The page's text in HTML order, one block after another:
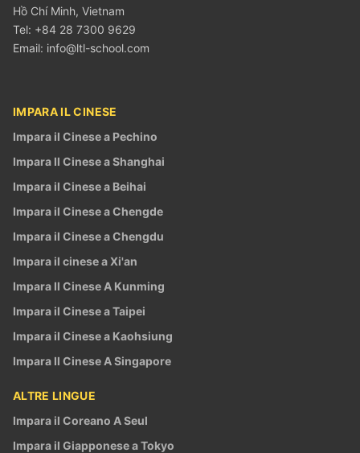
Hồ Chí Minh, Vietnam
Tel: +84 28 7300 9629
Email: info@ltl-school.com
IMPARA IL CINESE
Impara il Cinese a Pechino
Impara Il Cinese a Shanghai
Impara il Cinese a Beihai
Impara il Cinese a Chengde
Impara il Cinese a Chengdu
Impara il cinese a Xi'an
Impara Il Cinese A Kunming
Impara il Cinese a Taipei
Impara il Cinese a Kaohsiung
Impara Il Cinese A Singapore
ALTRE LINGUE
Impara il Coreano A Seul
Impara il Giapponese a Tokyo